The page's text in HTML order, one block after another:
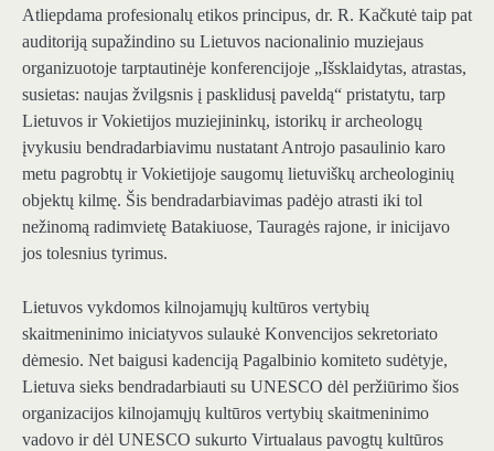
Atliepdama profesionalų etikos principus, dr. R. Kačkutė taip pat
auditoriją supažindino su Lietuvos nacionalinio muziejaus
organizuotoje tarptautinėje konferencijoje „Išsklaidytas, atrastas,
susietas: naujas žvilgsnis į pasklidusį paveldą“ pristatytu, tarp
Lietuvos ir Vokietijos muziejininkų, istorikų ir archeologų
įvykusiu bendradarbiavimu nustatant Antrojo pasaulinio karo
metu pagrobtų ir Vokietijoje saugomų lietuviškų archeologinių
objektų kilmę. Šis bendradarbiavimas padėjo atrasti iki tol
nežinomą radimvietę Batakiuose, Tauragės rajone, ir inicijavo
jos tolesnius tyrimus.
Lietuvos vykdomos kilnojamųjų kultūros vertybių
skaitmeninimo iniciatyvos sulaukė Konvencijos sekretoriato
dėmesio. Net baigusi kadenciją Pagalbinio komiteto sudėtyje,
Lietuva sieks bendradarbiauti su UNESCO dėl peržiūrimo šios
organizacijos kilnojamųjų kultūros vertybių skaitmeninimo
vadovo ir dėl UNESCO sukurto Virtualaus pavogtų kultūros